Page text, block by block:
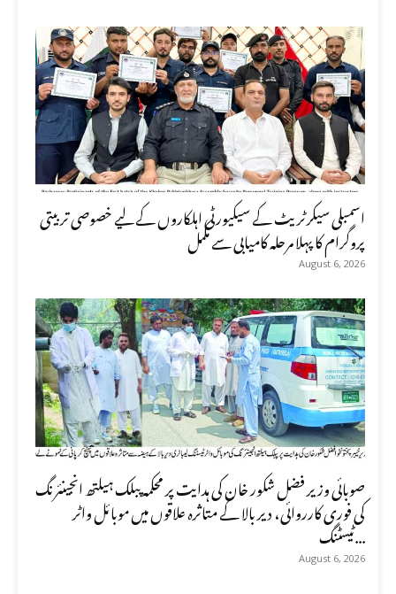
اسمبلی سیکرٹریٹ کے سیکیورٹی اہلکاروں کے لیے خصوصی تربیتی
پروگرام کا پہلا مرحلہ کامیابی سے مکمل
August 6, 2026
صوبائی وزیر فضل شکور خان کی ہدایت پر محکمہ پبلک ہیلتھ انجینئرنگ
کی فوری کارروائی، دیر بالا کے متاثرہ علاقوں میں موبائل واٹر
ٹیسٹنگ...
August 6, 2026